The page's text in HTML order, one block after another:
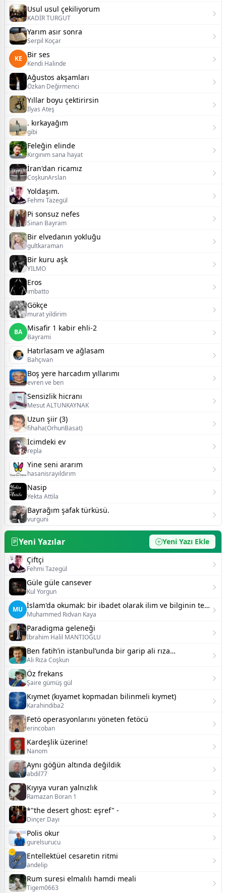
Usul usul çekiliyorum
KADİR TURGUT
Yarım asır sonra
Serpil Koçar
KE Bir ses
Kendi Halinde
Ağustos akşamları
Özkan Değirmenci
Yıllar boyu çektirirsin
İlyas Ateş
. kırkayağım
gibi
Feleğin elinde
Kırgınım sana hayat
İran'dan ricamız
CoşkunArslan
Yoldaşım.
Fehmi Tazegül
Pi sonsuz nefes
Sinan Bayram
Bir elvedanın yokluğu
gultkaraman
Bir kuru aşk
YILMO
Eros
imbatto
Gökçe
murat yildirim
BA Misafir 1 kabir ehli-2
Bayrami
Hatırlasam ve ağlasam
Bahçıvan
Boş yere harcadım yıllarımı
evren ve ben
Sensizlik hicranı
Mesut ALTUNKAYNAK
Uzun şiir (3)
fihaha(OrhunBasat)
İcimdeki ev
repla
Yine seni ararım
hasanisrayıldırım
Nasip
Yekta Attila
Bayrağım şafak türküsü.
vurguni
Yeni Yazılar
Yeni Yazı Ekle
Çiftçi
Fehmi Tazegül
Güle güle cansever
Kul Yorgun
MU İslam'da okumak: bir ibadet olarak ilim ve bilginin temel önemi
Muhammed Rıdvan Kaya
Paradigma geleneği
İbrahim Halil MANTIOĞLU
Ben fatih’in istanbul’unda bir garip ali rıza…
Ali Rıza Coşkun
Öz frekans
Şaire gümüş gül
Kıymet (kıyamet kopmadan bilinmeli kıymet)
Karahindiba2
Fetö operasyonlarını yöneten fetöcü
erincoban
Kardeşlik üzerine!
Nanom
Aynı göğün altında değildik
abdil77
Kıyıya vuran yalnızlık
Ramazan Boran 1
*"the desert ghost: eşref" -
Dinçer Dayı
Polis okur
gurelsurucu
Entellektüel cesaretin ritmi
andelip
Rum suresi elmalılı hamdi meali
Tigem0663